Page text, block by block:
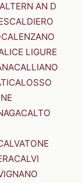
AN D
CALDIERO
CALENZANO
LIGURE
CALLIANO
CALOSSO
CALTO
CALVI